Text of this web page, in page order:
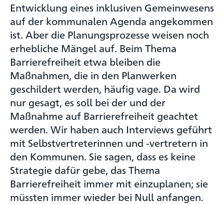
Entwicklung eines inklusiven Gemeinwesens
auf der kommunalen Agenda angekommen
ist. Aber die Planungsprozesse weisen noch
erhebliche Mängel auf. Beim Thema
Barrierefreiheit etwa bleiben die
Maßnahmen, die in den Planwerken
geschildert werden, häufig vage. Da wird
nur gesagt, es soll bei der und der
Maßnahme auf Barrierefreiheit geachtet
werden. Wir haben auch Interviews geführt
mit Selbstvertreterinnen und -vertretern in
den Kommunen. Sie sagen, dass es keine
Strategie dafür gebe, das Thema
Barrierefreiheit immer mit einzuplanen; sie
müssten immer wieder bei Null anfangen.